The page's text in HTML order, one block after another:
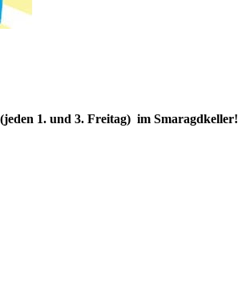
1. und 3. Freitag) im Smaragdkeller!